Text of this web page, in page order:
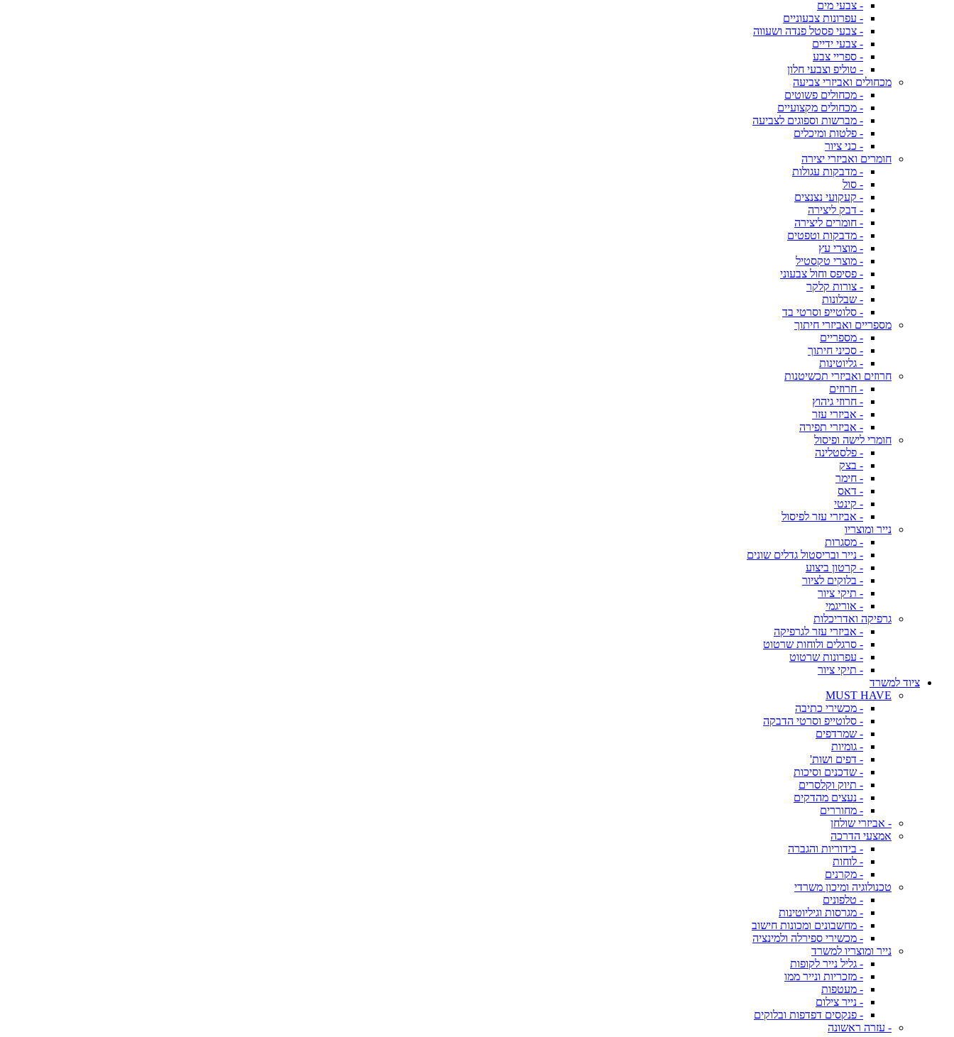
- צבעי מים
- עפרונות צבעוניים
- צבעי פסטל פנדה ושעווה
- צבעי ידיים
- ספריי צבע
- טוליפ וצבעי חלון
מכחולים ואביזרי צביעה
- מכחולים פשוטים
- מכחולים מקצועיים
- מברשות וספוגים לצביעה
- פלטות ומיכלים
- כני ציור
חומרים ואביזרי יצירה
- מדבקות עגולות
- סול
- קעקועי נצנצים
- דבק ליצירה
- חומרים ליצירה
- מדבקות וטפטים
- מוצרי עץ
- מוצרי טקסטיל
- פסיפס וחול צבעוני
- צורות קלקר
- שבלונות
- סלוטייפ וסרטי בד
מספריים ואביזרי חיתוך
- מספריים
- סכיני חיתוך
- גליוטינות
חרוזים ואביזרי תכשיטנות
- חרוזים
- חרוזי גיהוץ
- אביזרי עזר
- אביזרי תפירה
חומרי לישה ופיסול
- פלסטלינה
- בצק
- חימר
- דאס
- קינטי
- אביזרי עזר לפיסול
נייר ומוצריו
- מסגרות
- נייר ובריסטול גדלים שונים
- קרטון ביצוע
- בלוקים לציור
- תיקי ציור
- אוריגמי
גרפיקה ואדריכלות
- אביזרי עזר לגרפיקה
- סרגלים ולוחות שרטוט
- עפרונות שרטוט
- תיקי ציור
ציוד למשרד
MUST HAVE
- מכשירי כתיבה
- סלוטייפ וסרטי הדבקה
- שמרדפים
- גומיות
- דפים ושות'
- שדכנים וסיכות
- תיוק וקלסרים
- נעצים מהדקים
- מחוררים
- אביזרי שולחן
אמצעי הדרכה
- בידוריות והגברה
- לוחות
- מקרנים
טכנולוגיה ומיכון משרדי
- טלפונים
- מגרסות וגיליוטינות
- מחשבונים ומכונות חישוב
- מכשירי ספירלה ולמינציה
נייר ומוצריו למשרד
- גליל נייר לקופות
- מזכריות ונייר ממו
- מעטפות
- נייר צילום
- פנקסים דפדפות ובלוקים
- עזרה ראשונה